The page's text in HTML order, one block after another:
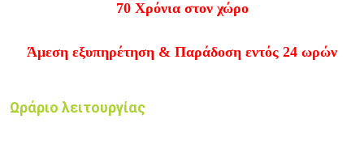
70 Χρόνια στον χώρο
Άμεση εξυπηρέτηση & Παράδοση εντός 24 ωρών
Ωράριο λειτουργίας